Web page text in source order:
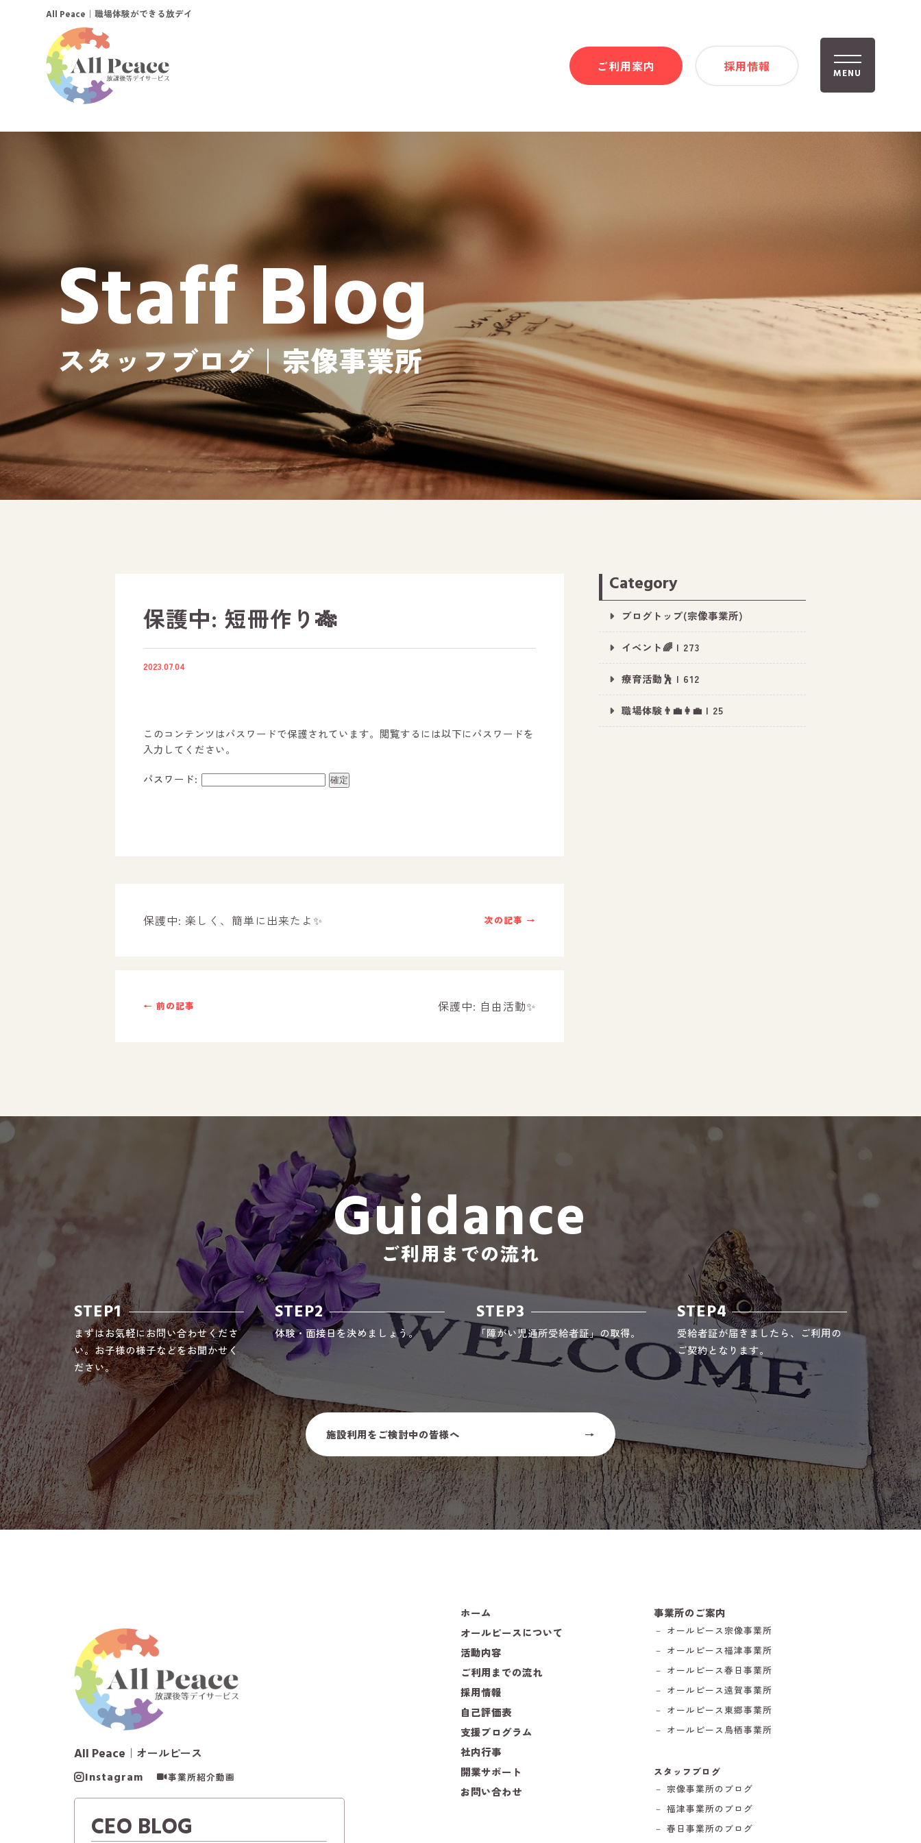
MENU
活動内容
社内行事
－ 春日事業所のブログ
－ 遠賀事業所のブログ
－ 東郷事業所のブログ
－ 鳥栖事業所のブログ
All Peace ｜職場体験ができる放デイ
ご利用案内 採用情報
Staff Blog
スタッフブログ｜宗像事業所
保護中: 短冊作り🎋
2023.07.04
このコンテンツはパスワードで保護されています。閲覧するには以下にパスワードを
入力してください。
パスワード:
次の記事 →
保護中: 楽しく、簡単に出来たよ✨
← 前の記事 保護中: 自由活動✨
Category
ブログトップ(宗像事業所)
イベント🌈 | 273
療育活動🕺 | 612
職場体験👨‍💼👩‍💼 | 25
Guidance
ご利用までの流れ
STEP1
まずはお気軽にお問い合わせくださ
い。お子様の様子などをお聞かせく
ださい。
STEP2
体験・面接日を決めましょう。
STEP3
「障がい児通所受給者証」の取得。
STEP4
受給者証が届きましたら、ご利用の
ご契約となります。
施設利用をご検討中の皆様へ
All Peace ｜オールピース
Instagram 事業所紹介動画
CEO BLOG
ホーム
オールピースについて
活動内容
ご利用までの流れ
採用情報
自己評価表
支援プログラム
社内行事
開業サポート
お問い合わせ
事業所のご案内
－ オールピース宗像事業所
－ オールピース福津事業所
－ オールピース春日事業所
－ オールピース遠賀事業所
－ オールピース東郷事業所
－ オールピース鳥栖事業所
スタッフブログ
－ 宗像事業所のブログ
－ 福津事業所のブログ
－ 春日事業所のブログ